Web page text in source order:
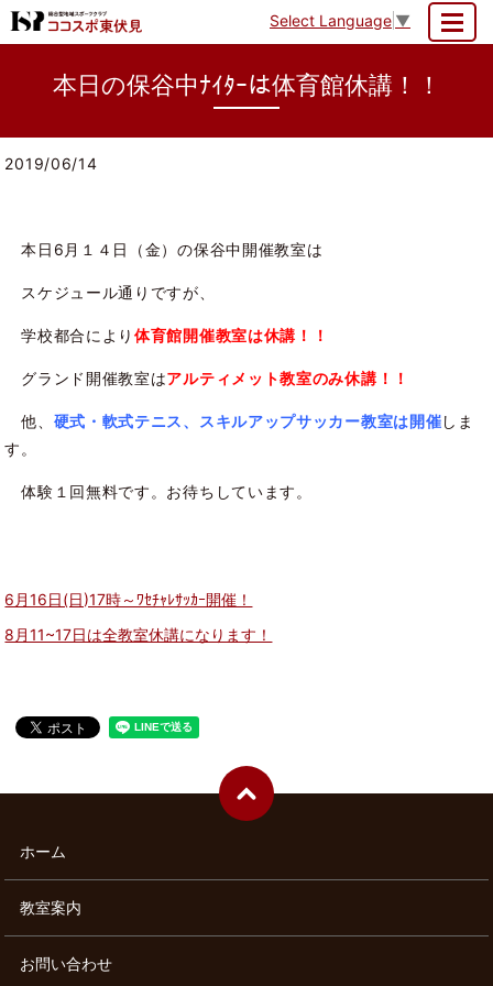
Select Language ▼
本日の保谷中ﾅｲﾀｰは体育館休講！！
2019/06/14
本日6月１４日（金）の保谷中開催教室は
スケジュール通りですが、
学校都合により体育館開催教室は休講！！
グランド開催教室はアルティメット教室のみ休講！！
他、 硬式・軟式テニス、スキルアップサッカー教室は開催しま
す。
体験１回無料です。お待ちしています。
6月16日(日)17時～ﾜｾﾁｬﾚｻｯｶｰ開催！
8月11~17日は全教室休講になります！
ホーム
教室案内
お問い合わせ